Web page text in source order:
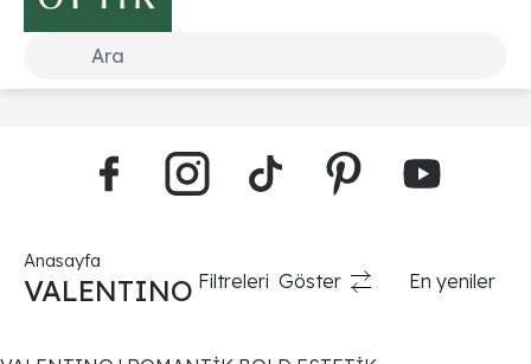
Anasayfa
VALENTINO Filtreleri Göster En yeniler